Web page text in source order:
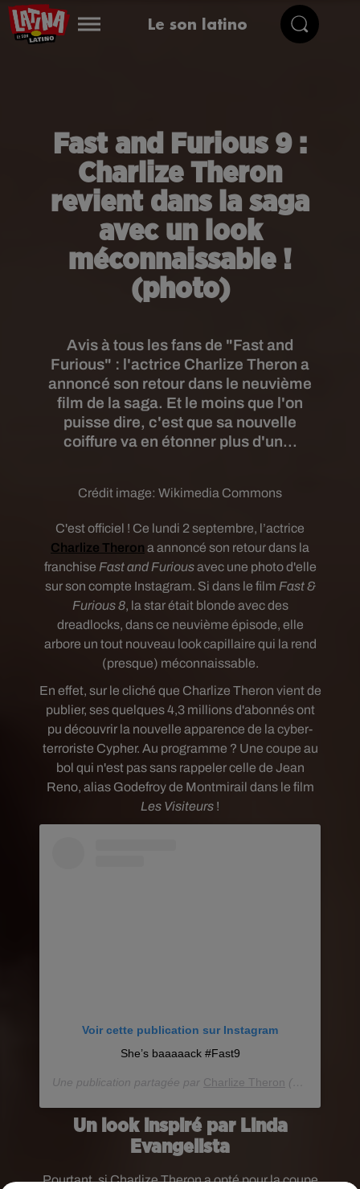
Le son latino
Fast and Furious 9 :
Charlize Theron
revient dans la saga
avec un look
méconnaissable !
(photo)
Avis à tous les fans de "Fast and
Furious" : l'actrice Charlize Theron a
annoncé son retour dans le neuvième
film de la saga. Et le moins que l'on
puisse dire, c'est que sa nouvelle
coiffure va en étonner plus d'un...
Crédit image: Wikimedia Commons
C'est officiel ! Ce lundi 2 septembre, l’actrice
Charlize Theron a annoncé son retour dans la
franchise Fast and Furiousavec une photo d'elle
sur son compte Instagram. Si dans le film Fast &
Furious 8, la star était blonde avec des
dreadlocks, dans ce neuvième épisode, elle
arbore un tout nouveau look capillaire qui la rend
(presque) méconnaissable.
En effet, sur le cliché que Charlize Theron vient de
publier, ses quelques 4,3 millions d'abonnés ont
pu découvrir la nouvelle apparence de la cyber-
terroriste Cypher. Au programme ? Une coupe au
bol qui n'est pas sans rappeler celle de Jean
Reno, alias Godefroy de Montmirail dans le film
Les Visiteurs !
Voir cette publication sur Instagram
She’s baaaaack #Fast9
Une publication partagée par Charlize Theron (@charlizeafrica) le
Un look inspiré par Linda
Evangelista
Pourtant, si Charlize Theron a opté pour la coupe